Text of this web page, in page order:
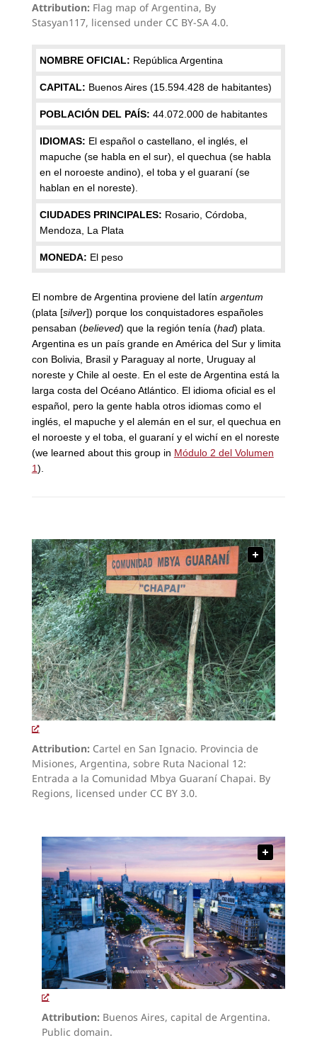
Attribution: Flag map of Argentina, By
Stasyan117, licensed under CC BY-SA 4.0.
NOMBRE OFICIAL: República Argentina
CAPITAL: Buenos Aires (15.594.428 de habitantes)
POBLACIÓN DEL PAÍS: 44.072.000 de habitantes
IDIOMAS: El español o castellano, el inglés, el
mapuche (se habla en el sur), el quechua (se habla
en el noroeste andino), el toba y el guaraní (se
hablan en el noreste).
CIUDADES PRINCIPALES: Rosario, Córdoba,
Mendoza, La Plata
MONEDA: El peso
El nombre de Argentina proviene del latín argentum
(plata [silver]) porque los conquistadores españoles
pensaban (believed) que la región tenía (had) plata.
Argentina es un país grande en América del Sur y limita
con Bolivia, Brasil y Paraguay al norte, Uruguay al
noreste y Chile al oeste. En el este de Argentina está la
larga costa del Océano Atlántico. El idioma oficial es el
español, pero la gente habla otros idiomas como el
inglés, el mapuche y el alemán en el sur, el quechua en
el noroeste y el toba, el guaraní y el wichí en el noreste
(we learned about this group in Módulo 2 del Volumen
1).
Attribution: Cartel en San Ignacio. Provincia de
Misiones, Argentina, sobre Ruta Nacional 12:
Entrada a la Comunidad Mbya Guaraní Chapai. By
Regions, licensed under CC BY 3.0.
Attribution: Buenos Aires, capital de Argentina.
Public domain.